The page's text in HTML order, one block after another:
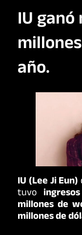
IU
año.
IU (Lee Ji Eun)
tuvo
millones de
millones de